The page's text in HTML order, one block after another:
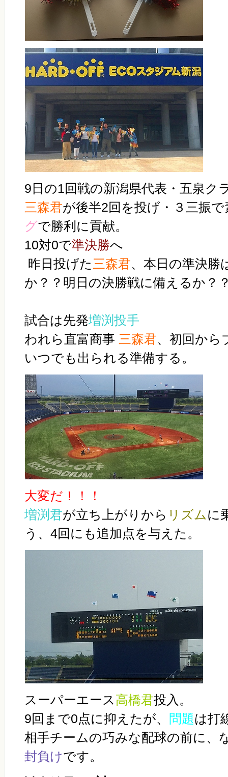
9日の1回戦の新潟県代表・五泉ク
三森君が後半2回を投げ・３三振
グで勝利に貢献。
10対0で準決勝へ
昨日投げた 三森君、本日の準決勝
か？？明日の決勝戦に備えるか？
試合は先発増渕投手
われら直富商事 三森君、初回から
いつでも出られる準備する。
大変だ！！！
増渕君が立ち上がりから リズムに
う、4回にも追加点を与えた。
スーパーエース高橋君投入。
9回まで0点に抑えたが、 問題は打
相手チームの巧みな配球の前に、
封負けです。